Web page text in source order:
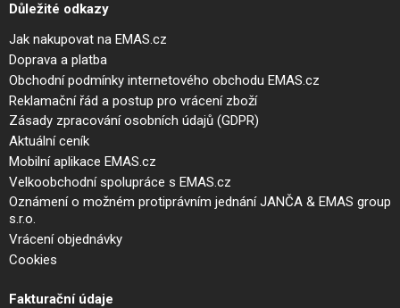
Důležité odkazy
Jak nakupovat na EMAS.cz
Doprava a platba
Obchodní podmínky internetového obchodu EMAS.cz
Reklamační řád a postup pro vrácení zboží
Zásady zpracování osobních údajů (GDPR)
Aktuální ceník
Mobilní aplikace EMAS.cz
Velkoobchodní spolupráce s EMAS.cz
Oznámení o možném protiprávním jednání JANČA & EMAS group
s.r.o.
Vrácení objednávky
Cookies
Fakturační údaje